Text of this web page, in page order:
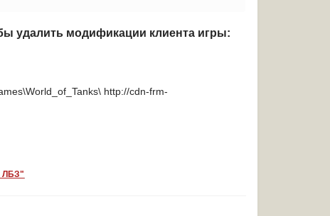
удалить модификации клиента игры:
http://cdn-frm-
ЛБЗ"